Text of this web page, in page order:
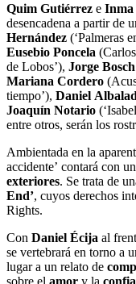
Quim Gutiérrez e Inma
desencadena a partir de
Hernández (‘Palmeras
Eusebio Poncela
de Lobos’), Jorge Bosch
Mariana Cordero
tiempo’), Daniel
Joaquín Notario
entre otros, serán los
Ambientada en la
accidente’ contará con un
exteriores. Se trata de
End’, cuyos derechos
Rights.
Con Daniel Écija al
se vertebrará en torno a
lugar a un relato de
sobre el amor y la